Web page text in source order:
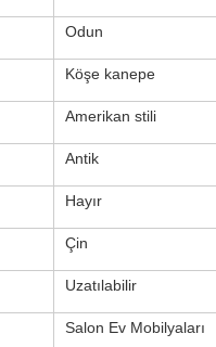
Odun
Köşe kanepe
Amerikan stili
Antik
Hayır
Çin
Uzatılabilir
Salon Ev Mobilyaları